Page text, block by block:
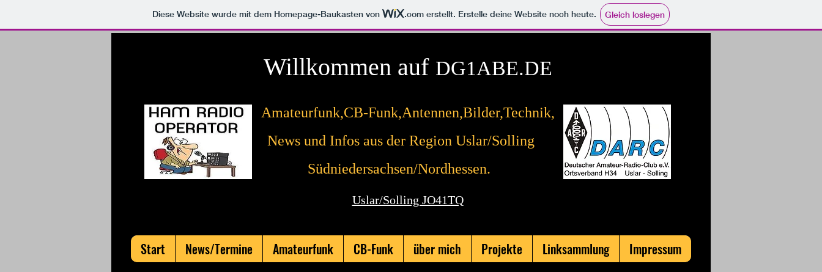
Diese Website wurde mit dem Homepage-Baukasten von .com erstellt. Erstelle deine Website noch heute. Gleich loslegen
Amateurfunk,CB-Funk,Antennen,Bilder,Technik,
News und Infos aus der Region Uslar/Solling
Südniedersachsen/Nordhessen.
Willkommen auf DG1ABE.DE
Uslar/Solling JO41TQ
Start News/Termine Amateurfunk CB-Funk über mich Projekte Linksammlung Impressum